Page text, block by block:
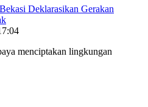
Deklarasikan Gerakan
menciptakan lingkungan